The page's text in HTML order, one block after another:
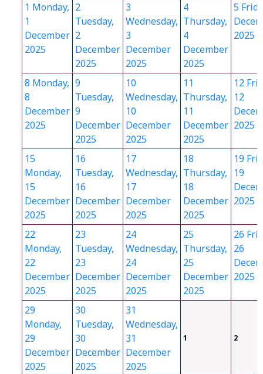
1 Monday,
1
December
2025
2
Tuesday,
2
December
2025
3
Wednesday,
3
December
2025
4
Thursday,
4
December
2025
5
2025
8 Monday,
8
December
2025
9
Tuesday,
9
December
2025
10
Wednesday,
10
December
2025
11
Thursday,
11
December
2025
12
12
2025
15
Monday,
15
December
2025
16
Tuesday,
16
December
2025
17
Wednesday,
17
December
2025
18
Thursday,
18
December
2025
19
19
2025
22
Monday,
22
December
2025
23
Tuesday,
23
December
2025
24
Wednesday,
24
December
2025
25
Thursday,
25
December
2025
26
26
2025
29
Monday,
29
December
2025
30
Tuesday,
30
December
2025
31
Wednesday,
31
December
2025
1 2